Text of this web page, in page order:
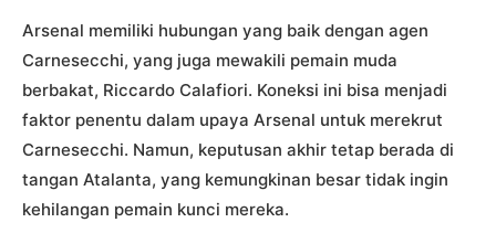
Arsenal memiliki hubungan yang baik dengan agen
Carnesecchi, yang juga mewakili pemain muda
berbakat, Riccardo Calafiori. Koneksi ini bisa menjadi
faktor penentu dalam upaya Arsenal untuk merekrut
Carnesecchi. Namun, keputusan akhir tetap berada di
tangan Atalanta, yang kemungkinan besar tidak ingin
kehilangan pemain kunci mereka.